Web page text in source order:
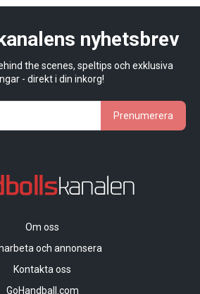
nyhetsbrev
the scenes, speltips och exklusiva
- direkt i din inkorg!
Prenumerera
Om oss
och annonsera
Kontakta oss
GoHandball.com